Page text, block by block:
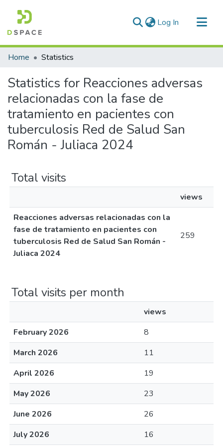
Log In (current)
Communities & Collections
Home Statistics
Statistics for Reacciones adversas
relacionadas con la fase de
tratamiento en pacientes con
tuberculosis Red de Salud San
Román - Juliaca 2024
Total visits
views
Reacciones adversas relacionadas con la
fase de tratamiento en pacientes con
tuberculosis Red de Salud San Román -
Juliaca 2024
259
Total visits per month
views
February 2026
8
March 2026
11
April 2026
19
May 2026
23
June 2026
26
July 2026
16